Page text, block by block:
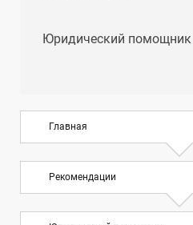
Юридический помощник
Главная
Рекомендации